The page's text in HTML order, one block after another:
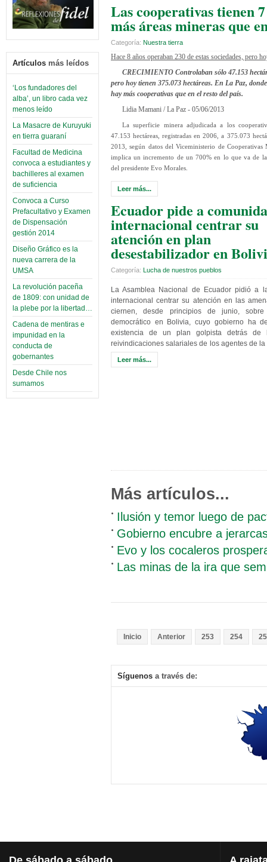
Artículos más leídos
‘Los fundadores del
alba’, un libro cada vez
menos leído
La Masacre de Kuruyuki
en tierra guaraní
Facultad de Medicina
convoca a estudiantes y
bachilleres al examen
de suficiencia
Convoca a Curso
Prefacultativo y Examen
de Dispensación
gestión 2014
Diseño Gráfico es la
nueva carrera de la
UMSA
La revolución paceña
de 1809: con unidad de
la plebe por la libertad…
Cadena de mentiras e
impunidad en la
conducta de
gobernantes
Desde Chile nos
sumamos
Las cooperativas tienen 7
más áreas mineras que
Categoría: Nuestra tierra
Hace 8 años operaban 230 de estas sociedades, pero
CRECIMIENTO Controlaban sólo 47.153
pero hoy tienen 375.073 hectáreas. En La Paz,
hay más cooperativas que en el resto del país.
Lidia Mamani / La Paz - 05/06/2013
La superficie minera adjudicada a los
47.153 hectáreas, registradas en 2006, a 375.073
2013, según datos del Viceministerio de Cooperativas
implica un incremento de un 700% en lo que va de
del presidente Evo Morales.
Leer más...
Ecuador pide a
internacional centrar su
atención en plan
desestabilizador en
Categoría: Lucha de nuestros pueblos
La Asamblea Nacional de Ecuador pidió a
internacional centrar su atención en las
ciernen, desde principios de junio,
democrático en Bolivia, cuyo gobierno ha
existencia de un plan golpista detrás de
reivindicaciones salariales de los agentes de
Leer más...
Más artículos...
Ilusión y temor luego de
Gobierno encubre a
Evo y los cocaleros
Las minas de la ira que
Inicio Anterior 253 254
Síguenos a través de: